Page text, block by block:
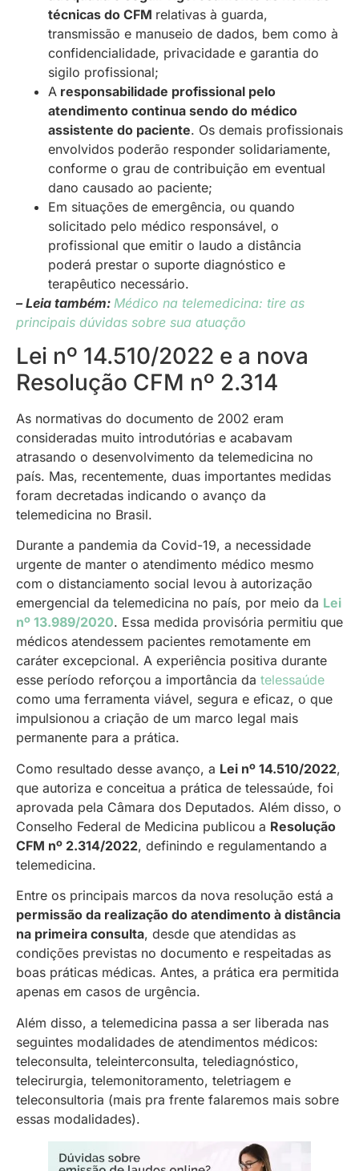
técnicas do CFM relativas à guarda,
transmissão e manuseio de dados, bem como à
confidencialidade, privacidade e garantia do
sigilo profissional;
A responsabilidade profissional pelo
atendimento continua sendo do médico
assistente do paciente. Os demais profissionais
envolvidos poderão responder solidariamente,
conforme o grau de contribuição em eventual
dano causado ao paciente;
Em situações de emergência, ou quando
solicitado pelo médico responsável, o
profissional que emitir o laudo a distância
poderá prestar o suporte diagnóstico e
terapêutico necessário.
– Leia também: Médico na telemedicina: tire as
principais dúvidas sobre sua atuação
Lei nº 14.510/2022 e a nova
Resolução CFM nº 2.314
As normativas do documento de 2002 eram
consideradas muito introdutórias e acabavam
atrasando o desenvolvimento da telemedicina no
país. Mas, recentemente, duas importantes medidas
foram decretadas indicando o avanço da
telemedicina no Brasil.
Durante a pandemia da Covid-19, a necessidade
urgente de manter o atendimento médico mesmo
com o distanciamento social levou à autorização
emergencial da telemedicina no país, por meio da Lei
nº 13.989/2020. Essa medida provisória permitiu que
médicos atendessem pacientes remotamente em
caráter excepcional. A experiência positiva durante
esse período reforçou a importância da telessaúde
como uma ferramenta viável, segura e eficaz, o que
impulsionou a criação de um marco legal mais
permanente para a prática.
Como resultado desse avanço, a Lei nº 14.510/2022,
que autoriza e conceitua a prática de telessaúde, foi
aprovada pela Câmara dos Deputados. Além disso, o
Conselho Federal de Medicina publicou a Resolução
CFM nº 2.314/2022, definindo e regulamentando a
telemedicina.
Entre os principais marcos da nova resolução está a
permissão da realização do atendimento à distância
na primeira consulta, desde que atendidas as
condições previstas no documento e respeitadas as
boas práticas médicas. Antes, a prática era permitida
apenas em casos de urgência.
Além disso, a telemedicina passa a ser liberada nas
seguintes modalidades de atendimentos médicos:
teleconsulta, teleinterconsulta, telediagnóstico,
telecirurgia, telemonitoramento, teletriagem e
teleconsultoria (mais pra frente falaremos mais sobre
essas modalidades).